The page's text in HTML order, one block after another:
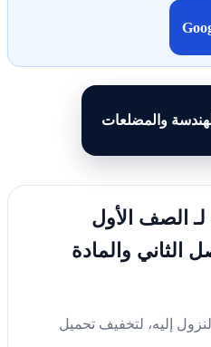
والمضلعات
الصف الأول
والمادة
إليه، لتخفيف تحميل